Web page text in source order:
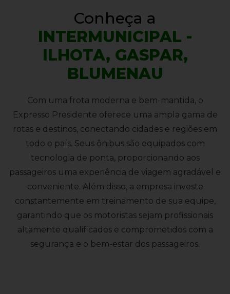
Conheça a
INTERMUNICIPAL -
ILHOTA, GASPAR,
BLUMENAU
Com uma frota moderna e bem-mantida, o
Expresso Presidente oferece uma ampla gama de
rotas e destinos, conectando cidades e regiões em
todo o país. Seus ônibus são equipados com
tecnologia de ponta, proporcionando aos
passageiros uma experiência de viagem agradável e
conveniente. Além disso, a empresa investe
constantemente em treinamento de sua equipe,
garantindo que os motoristas sejam profissionais
altamente qualificados e comprometidos com a
segurança e o bem-estar dos passageiros.